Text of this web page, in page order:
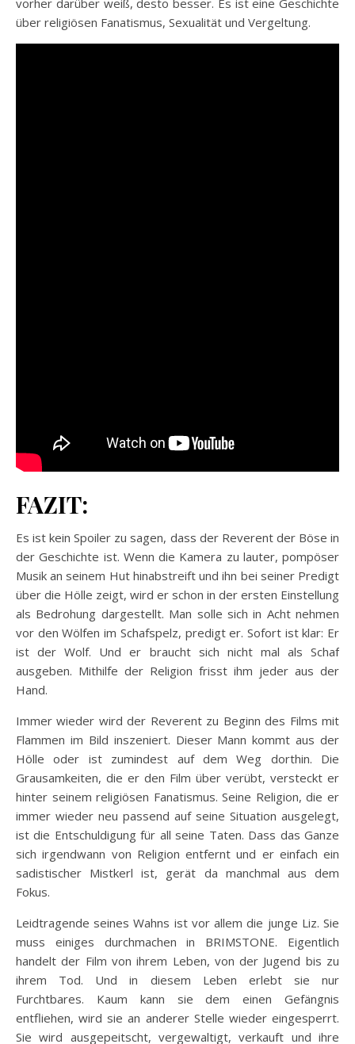
über religiösen Fanatismus, Sexualität und Vergeltung.
FAZIT:
Es ist kein Spoiler zu sagen, dass der Reverent der Böse in
der Geschichte ist. Wenn die Kamera zu lauter, pompöser
Musik an seinem Hut hinabstreift und ihn bei seiner Predigt
über die Hölle zeigt, wird er schon in der ersten Einstellung
als Bedrohung dargestellt. Man solle sich in Acht nehmen
vor den Wölfen im Schafspelz, predigt er. Sofort ist klar: Er
ist der Wolf. Und er braucht sich nicht mal als Schaf
ausgeben. Mithilfe der Religion frisst ihm jeder aus der
Hand.
Immer wieder wird der Reverent zu Beginn des Films mit
Flammen im Bild inszeniert. Dieser Mann kommt aus der
Hölle oder ist zumindest auf dem Weg dorthin. Die
Grausamkeiten, die er den Film über verübt, versteckt er
hinter seinem religiösen Fanatismus. Seine Religion, die er
immer wieder neu passend auf seine Situation ausgelegt,
ist die Entschuldigung für all seine Taten. Dass das Ganze
sich irgendwann von Religion entfernt und er einfach ein
sadistischer Mistkerl ist, gerät da manchmal aus dem
Fokus.
Leidtragende seines Wahns ist vor allem die junge Liz. Sie
muss einiges durchmachen in BRIMSTONE. Eigentlich
handelt der Film von ihrem Leben, von der Jugend bis zu
ihrem Tod. Und in diesem Leben erlebt sie nur
Furchtbares. Kaum kann sie dem einen Gefängnis
entfliehen, wird sie an anderer Stelle wieder eingesperrt.
Sie wird ausgepeitscht, vergewaltigt, verkauft und ihre